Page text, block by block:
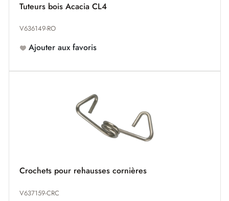
Tuteurs bois Acacia CL4
V636149-RO
Ajouter aux favoris
Crochets pour rehausses cornières
V637159-CRC